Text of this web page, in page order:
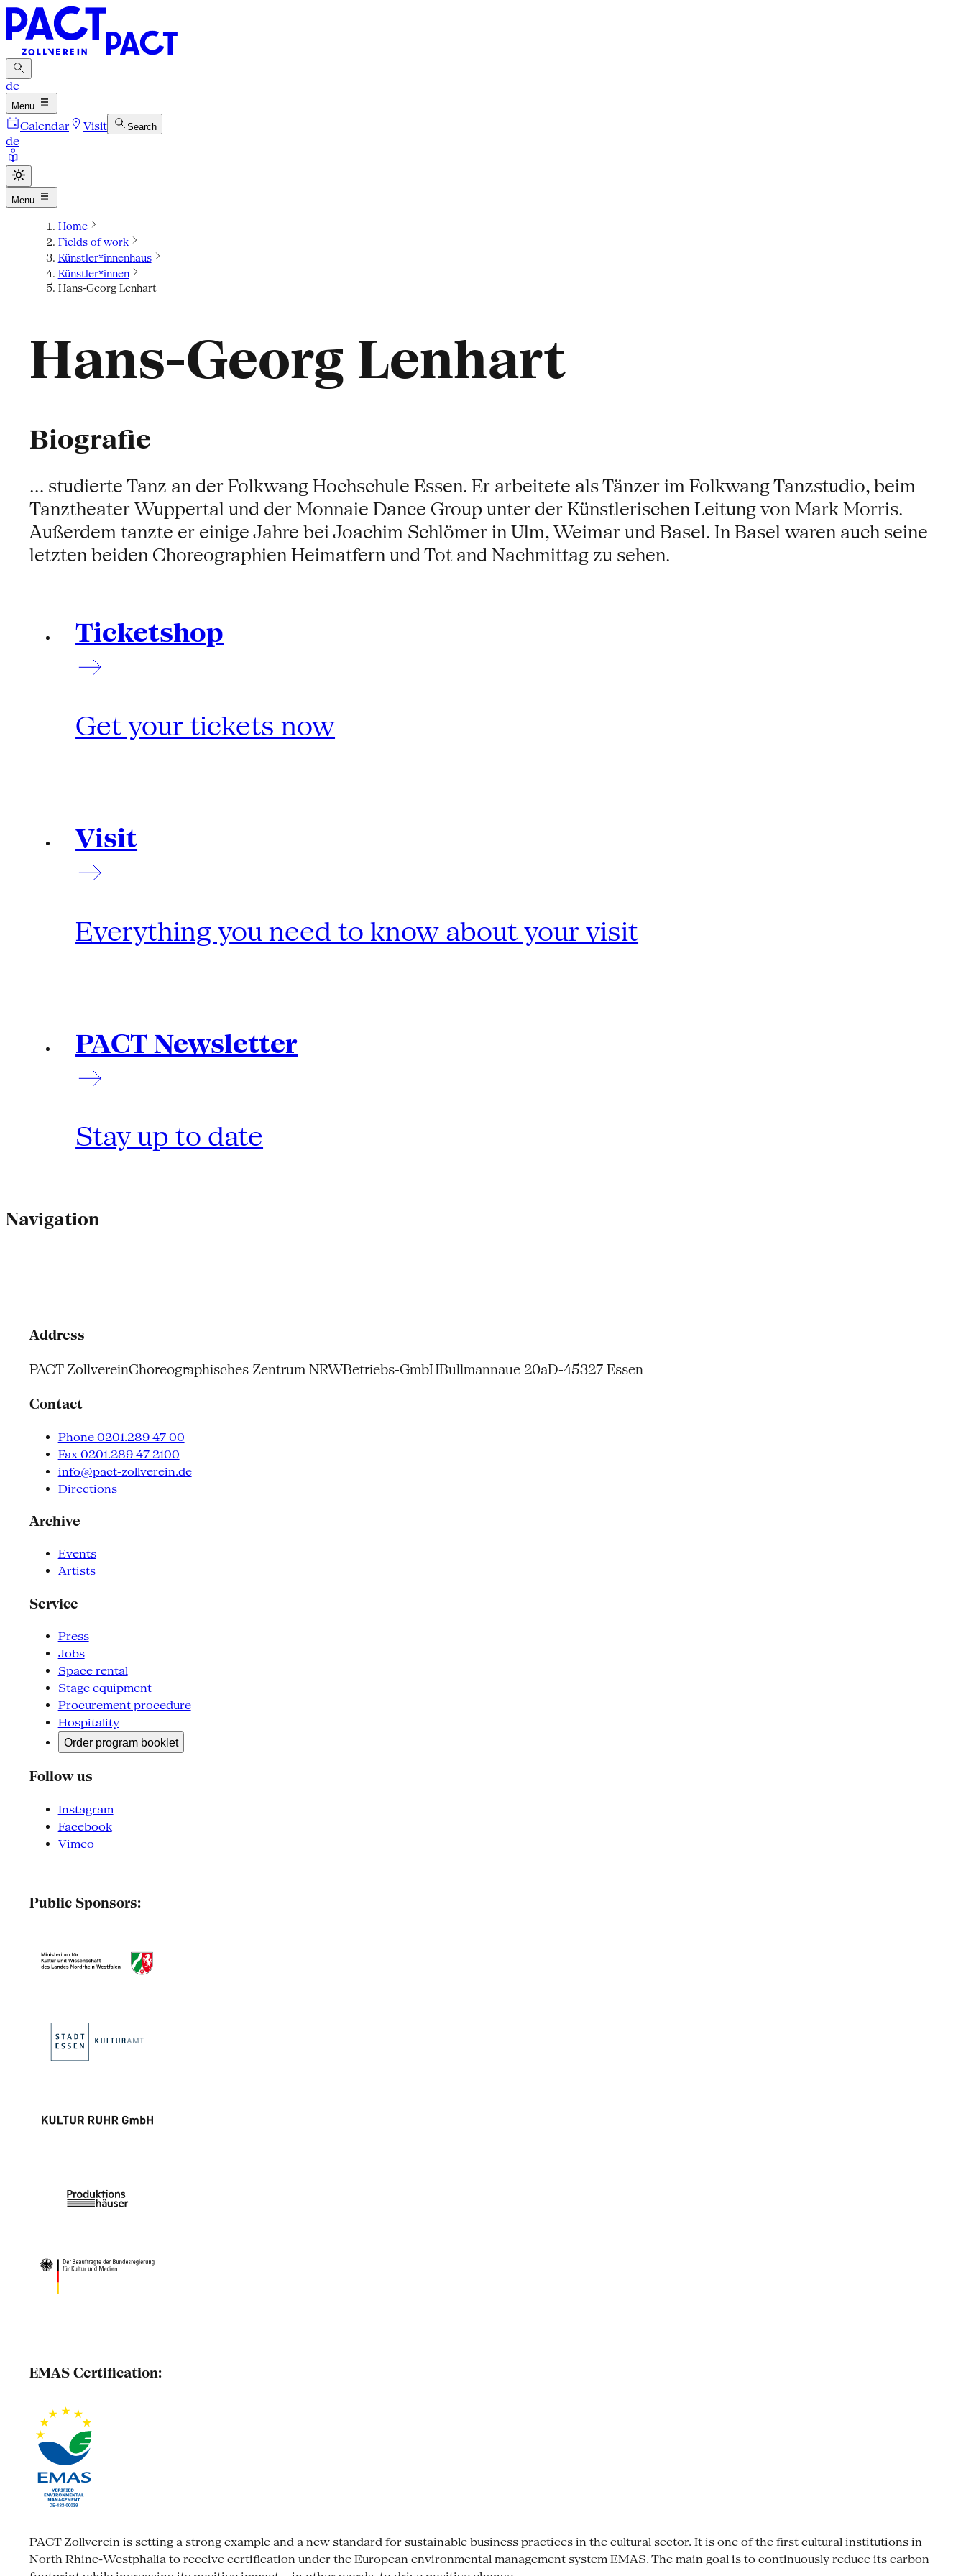
de
Menu
Calendar Visit Search
de
Menu
Home
Fields of work
Künstler*innenhaus
Künstler*innen
Hans-Georg Lenhart
Hans-Georg Lenhart
Biografie
... studierte Tanz an der Folkwang Hochschule Essen. Er arbeitete als Tänzer im Folkwang Tanzstudio, beim
Tanztheater Wuppertal und der Monnaie Dance Group unter der Künstlerischen Leitung von Mark Morris.
Außerdem tanzte er einige Jahre bei Joachim Schlömer in Ulm, Weimar und Basel. In Basel waren auch seine
letzten beiden Choreographien Heimatfern und Tot and Nachmittag zu sehen.
Ticketshop
Get your tickets now
Visit
Everything you need to know about your visit
PACT Newsletter
Stay up to date
Navigation
Address
PACT ZollvereinChoreographisches Zentrum NRWBetriebs-GmbHBullmannaue 20aD-45327 Essen
Contact
Phone 0201.289 47 00
Fax 0201.289 47 2100
info@pact-zollverein.de
Directions
Archive
Events
Artists
Service
Press
Jobs
Space rental
Stage equipment
Procurement procedure
Hospitality
Order program booklet
Follow us
Instagram
Facebook
Vimeo
Public Sponsors:
EMAS Certification:
PACT Zollverein is setting a strong example and a new standard for sustainable business practices in the cultural sector. It is one of the first cultural institutions in
North Rhine-Westphalia to receive certification under the European environmental management system EMAS. The main goal is to continuously reduce its carbon